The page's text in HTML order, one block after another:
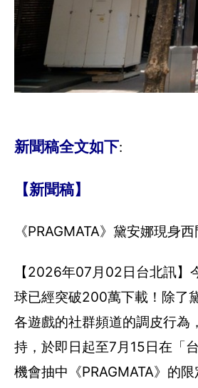
新聞稿全文如下:
【新聞稿】
《PRAGMATA》黛安娜現身
【2026年07月02日台北訊】
球已經突破200萬下載！除了
各遊戲的社群頻道的調皮行為
持，於即日起至7月15日在「
機會抽中《PRAGMATA》的限